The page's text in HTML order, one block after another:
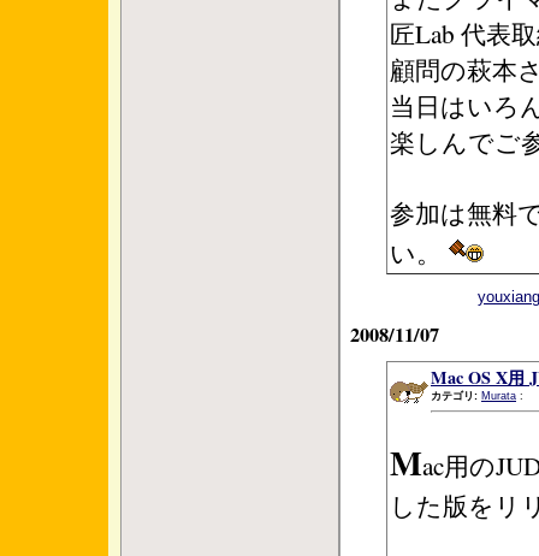
匠Lab 代表
顧問の萩本
当日はいろ
楽しんでご
参加は無料
い。
2008/11/07
Mac OS X用
カテゴリ: Murata :
Mac用の
した版をリ